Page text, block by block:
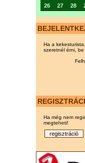
26
27 28
Ha a
szeretnél érni,
Ha még nem
megteheti!